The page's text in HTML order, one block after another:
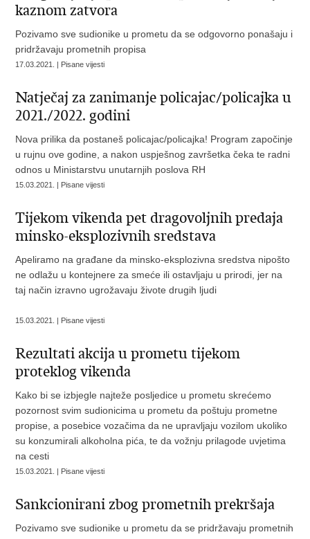
kaznom zatvora
Pozivamo sve sudionike u prometu da se odgovorno ponašaju i
pridržavaju prometnih propisa
17.03.2021. | Pisane vijesti
Natječaj za zanimanje policajac/policajka u
2021./2022. godini
Nova prilika da postaneš policajac/policajka! Program započinje
u rujnu ove godine, a nakon uspješnog završetka čeka te radni
odnos u Ministarstvu unutarnjih poslova RH
15.03.2021. | Pisane vijesti
Tijekom vikenda pet dragovoljnih predaja
minsko-eksplozivnih sredstava
Apeliramo na građane da minsko-eksplozivna sredstva nipošto
ne odlažu u kontejnere za smeće ili ostavljaju u prirodi, jer na
taj način izravno ugrožavaju živote drugih ljudi
15.03.2021. | Pisane vijesti
Rezultati akcija u prometu tijekom
proteklog vikenda
Kako bi se izbjegle najteže posljedice u prometu skrećemo
pozornost svim sudionicima u prometu da poštuju prometne
propise, a posebice vozačima da ne upravljaju vozilom ukoliko
su konzumirali alkoholna pića, te da vožnju prilagode uvjetima
na cesti
15.03.2021. | Pisane vijesti
Sankcionirani zbog prometnih prekršaja
Pozivamo sve sudionike u prometu da se pridržavaju prometnih